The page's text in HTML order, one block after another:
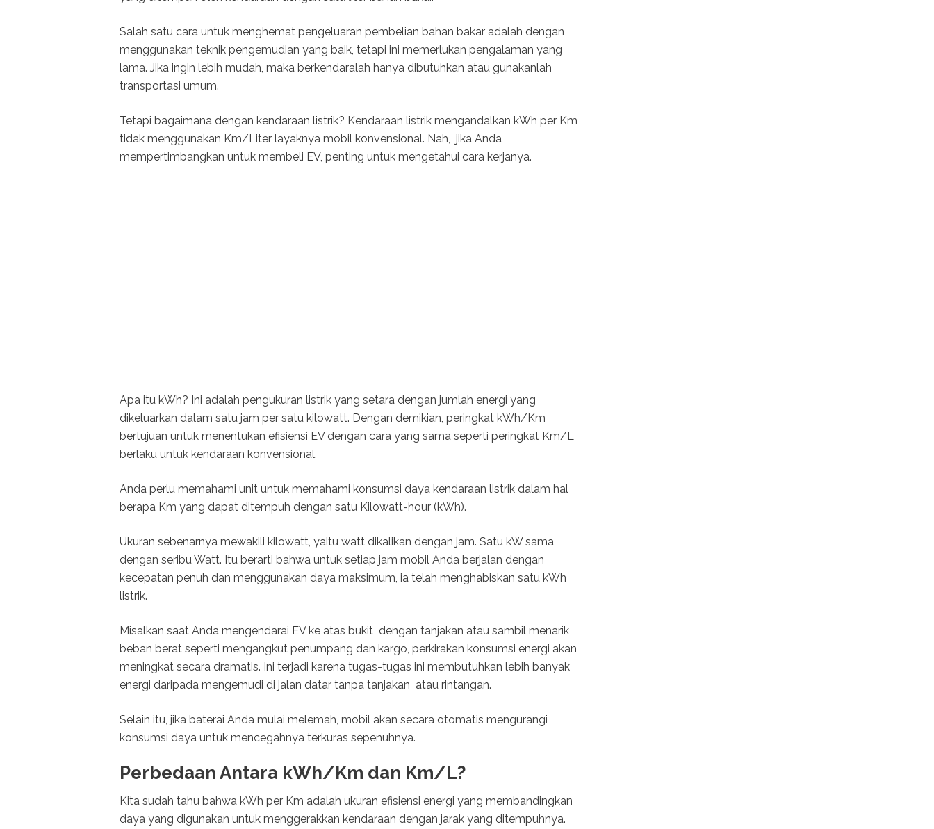
Salah satu cara untuk menghemat pengeluaran pembelian bahan bakar adalah dengan
menggunakan teknik pengemudian yang baik, tetapi ini memerlukan pengalaman yang
lama. Jika ingin lebih mudah, maka berkendaralah hanya dibutuhkan atau gunakanlah
transportasi umum.
Tetapi bagaimana dengan kendaraan listrik? Kendaraan listrik mengandalkan kWh per Km
tidak menggunakan Km/Liter layaknya mobil konvensional. Nah, jika Anda
mempertimbangkan untuk membeli EV, penting untuk mengetahui cara kerjanya.
Apa itu kWh? Ini adalah pengukuran listrik yang setara dengan jumlah energi yang
dikeluarkan dalam satu jam per satu kilowatt. Dengan demikian, peringkat kWh/Km
bertujuan untuk menentukan efisiensi EV dengan cara yang sama seperti peringkat Km/L
berlaku untuk kendaraan konvensional.
Anda perlu memahami unit untuk memahami konsumsi daya kendaraan listrik dalam hal
berapa Km yang dapat ditempuh dengan satu Kilowatt-hour (kWh).
Ukuran sebenarnya mewakili kilowatt, yaitu watt dikalikan dengan jam. Satu kW sama
dengan seribu Watt. Itu berarti bahwa untuk setiap jam mobil Anda berjalan dengan
kecepatan penuh dan menggunakan daya maksimum, ia telah menghabiskan satu kWh
listrik.
Misalkan saat Anda mengendarai EV ke atas bukit dengan tanjakan atau sambil menarik
beban berat seperti mengangkut penumpang dan kargo, perkirakan konsumsi energi akan
meningkat secara dramatis. Ini terjadi karena tugas-tugas ini membutuhkan lebih banyak
energi daripada mengemudi di jalan datar tanpa tanjakan atau rintangan.
Selain itu, jika baterai Anda mulai melemah, mobil akan secara otomatis mengurangi
konsumsi daya untuk mencegahnya terkuras sepenuhnya.
Perbedaan Antara kWh/Km dan Km/L?
Kita sudah tahu bahwa kWh per Km adalah ukuran efisiensi energi yang membandingkan
daya yang digunakan untuk menggerakkan kendaraan dengan jarak yang ditempuhnya.